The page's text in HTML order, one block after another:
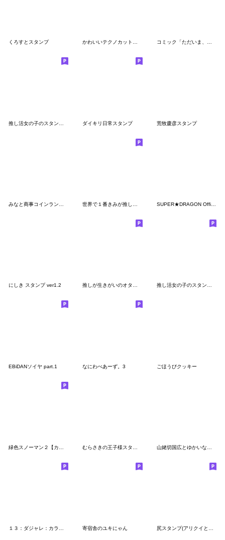
くろすとスタンプ かわいいテクノカット黒髪男子2byさらら98 コミック「ただいま、おかえり」
ダイキリ日常スタンプ 荒牧慶彦スタンプ
SUPER★DRAGON Official スタンプ
にしき スタンプ ver1.2 推しが生きがいのオタクたち 推し活女の子のスタンプ（緑色）
EBiDANソイヤ part.1 なにわべあーず。3 ごほうびクッキー
１３：ダジャレ：カラフルスノーマン 寄宿舎のユキにゃん 尻スタンプ(アリクイとカバ)